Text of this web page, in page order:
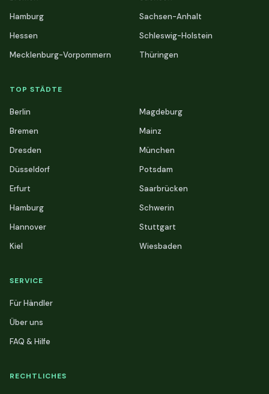
Hamburg
Hessen
Mecklenburg-Vorpommern
Sachsen-Anhalt
Schleswig-Holstein
Thüringen
TOP STÄDTE
Berlin
Bremen
Dresden
Düsseldorf
Erfurt
Hamburg
Hannover
Kiel
Magdeburg
Mainz
München
Potsdam
Saarbrücken
Schwerin
Stuttgart
Wiesbaden
SERVICE
Für Händler
Über uns
FAQ & Hilfe
RECHTLICHES